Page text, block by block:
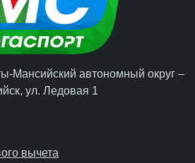
Мансийский автономный округ –
, ул. Ледовая 1
вычета